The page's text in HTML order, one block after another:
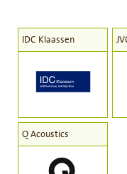
IDC Klaassen
Q Acoustics